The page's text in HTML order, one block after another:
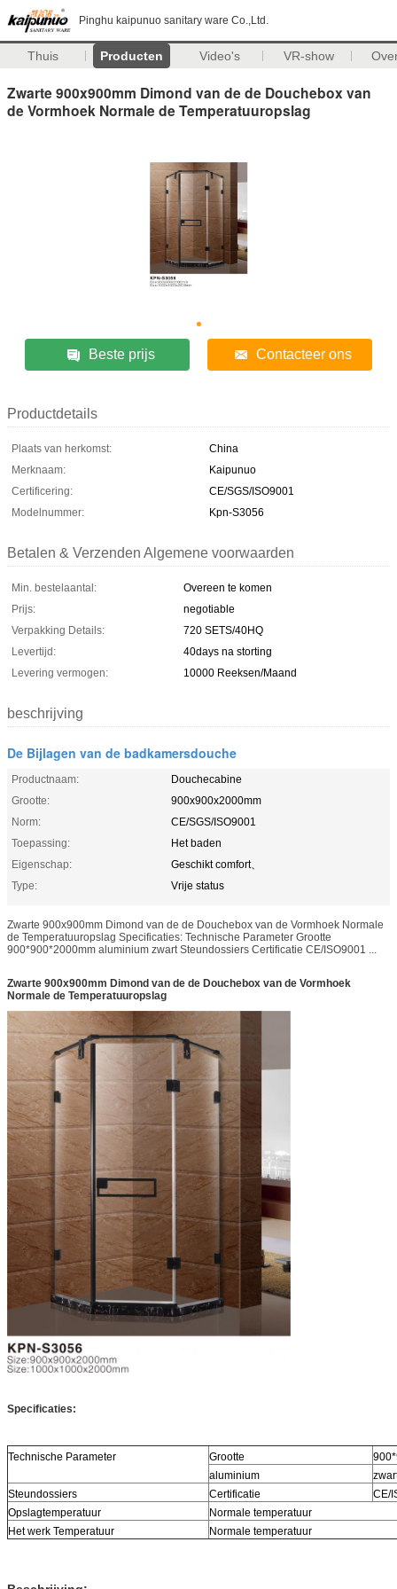
Pinghu kaipunuo sanitary ware Co.,Ltd.
Thuis Producten Video's VR-show
Zwarte 900x900mm Dimond van de de Douchebox van
de Vormhoek Normale de Temperatuuropslag
Beste prijs Contacteer ons
Productdetails
Plaats van herkomst:
China
Merknaam:
Kaipunuo
Certificering:
CE/SGS/ISO9001
Modelnummer:
Kpn-S3056
Betalen & Verzenden Algemene voorwaarden
Min. bestelaantal:
Overeen te komen
Prijs:
negotiable
Verpakking Details:
720 SETS/40HQ
Levertijd:
40days na storting
Levering vermogen:
10000 Reeksen/Maand
beschrijving
De Bijlagen van de badkamersdouche
Productnaam:
Douchecabine
Grootte:
900x900x2000mm
Norm:
CE/SGS/ISO9001
Toepassing:
Het baden
Eigenschap:
Geschikt comfort、
Type:
Vrije status
Zwarte 900x900mm Dimond van de de Douchebox van de Vormhoek Normale
de Temperatuuropslag Specificaties: Technische Parameter Grootte
900*900*2000mm aluminium zwart Steundossiers Certificatie CE/ISO9001 ...
Zwarte 900x900mm Dimond van de de Douchebox van de Vormhoek
Normale de Temperatuuropslag
Specificaties:
Technische Parameter Grootte
aluminium
Steundossiers
Certificatie
CE/
Opslagtemperatuur
Normale temperatuur
Het werk Temperatuur
Normale temperatuur